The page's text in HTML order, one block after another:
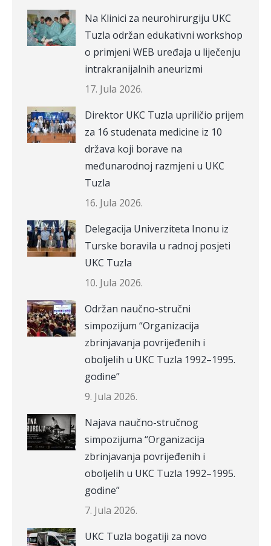
Na Klinici za neurohirurgiju UKC
Tuzla održan edukativni workshop
o primjeni WEB uređaja u liječenju
intrakranijalnih aneurizmi
17. Jula 2026.
Direktor UKC Tuzla upriličio prijem
za 16 studenata medicine iz 10
država koji borave na
međunarodnoj razmjeni u UKC
Tuzla
16. Jula 2026.
Delegacija Univerziteta Inonu iz
Turske boravila u radnoj posjeti
UKC Tuzla
10. Jula 2026.
Održan naučno-stručni
simpozijum “Organizacija
zbrinjavanja povrijeđenih i
oboljelih u UKC Tuzla 1992–1995.
godine”
9. Jula 2026.
Najava naučno-stručnog
simpozijuma “Organizacija
zbrinjavanja povrijeđenih i
oboljelih u UKC Tuzla 1992–1995.
godine”
7. Jula 2026.
UKC Tuzla bogatiji za novo